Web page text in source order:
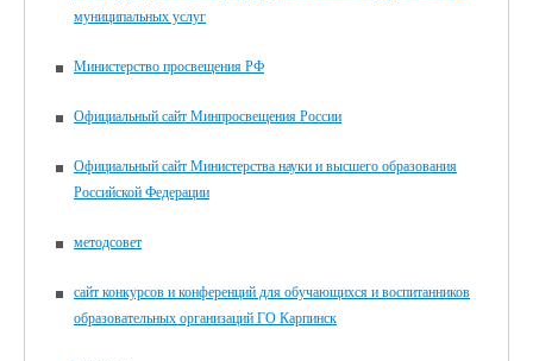
муниципальных услуг
Министерство просвещения РФ
Официальный сайт Минпросвещения России
Официальный сайт Министерства науки и высшего образования
Российской Федерации
методсовет
сайт конкурсов и конференций для обучающихся и воспитанников
образовательных организаций ГО Карпинск